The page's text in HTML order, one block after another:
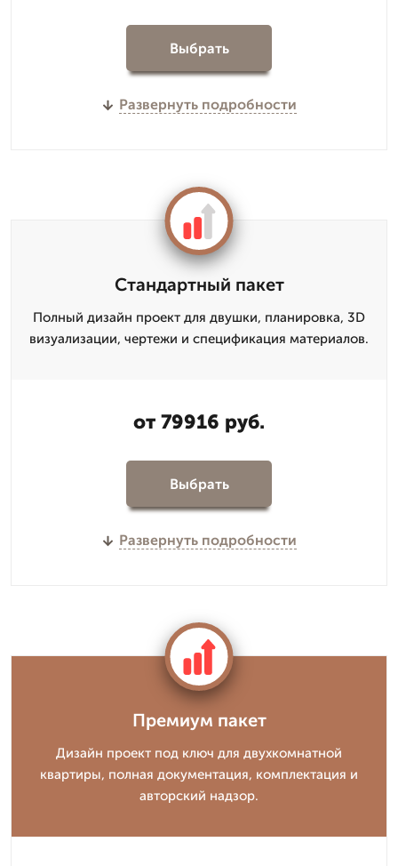
Выбрать
Развернуть подробности
Стандартный пакет
Полный дизайн проект для двушки, планировка, 3D
визуализации, чертежи и спецификация материалов.
от 79916 руб.
Выбрать
Развернуть подробности
Премиум пакет
Дизайн проект под ключ для двухкомнатной
квартиры, полная документация, комплектация и
авторский надзор.